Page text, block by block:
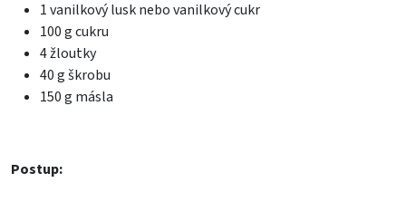
1 vanilkový lusk nebo vanilkový cukr
100 g cukru
4 žloutky
40 g škrobu
150 g másla
Postup: